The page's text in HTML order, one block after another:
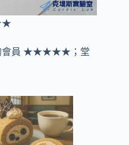
的會員 ★★★★★；堂